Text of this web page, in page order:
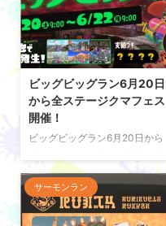
ビッグビッグラン6月20日
から全ステージクマフェス
開催！
ビッグビッグラン6月20日から
ステージ同時発生の特別なビッ
グビッグランの開催日程やイベ
ント内容について紹介してい
る。 ビッグビッグラン開催！
サーモンラン